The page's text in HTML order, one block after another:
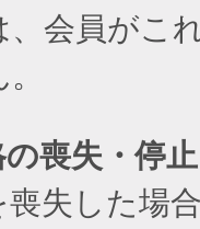
、会員がこ
喪失・停
失した場